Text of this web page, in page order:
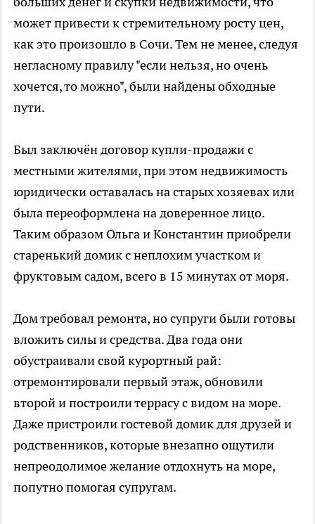
может привести к стремительному росту цен,
как это произошло в Сочи. Тем не менее, следуя
негласному правилу "если нельзя, но очень
хочется, то можно", были найдены обходные
пути.
Был заключён договор купли-продажи с
местными жителями, при этом недвижимость
юридически оставалась на старых хозяевах или
была переоформлена на доверенное лицо.
Таким образом Ольга и Константин приобрели
старенький домик с неплохим участком и
фруктовым садом, всего в 15 минутах от моря.
Дом требовал ремонта, но супруги были готовы
вложить силы и средства. Два года они
обустраивали свой курортный рай:
отремонтировали первый этаж, обновили
второй и построили террасу с видом на море.
Даже пристроили гостевой домик для друзей и
родственников, которые внезапно ощутили
непреодолимое желание отдохнуть на море,
попутно помогая супругам.